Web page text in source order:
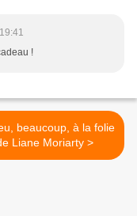
!
beaucoup, à la folie
de Liane Moriarty >